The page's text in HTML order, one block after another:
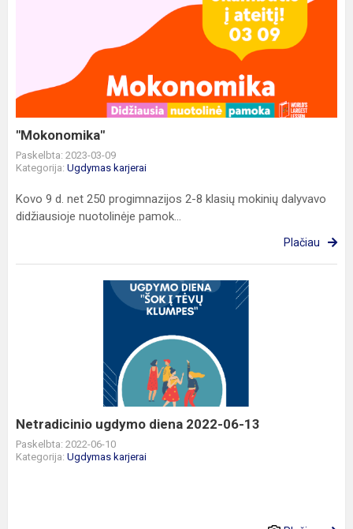
"Mokonomika"
Paskelbta: 2023-03-09
Kategorija: Ugdymas karjerai
Kovo 9 d. net 250 progimnazijos 2-8 klasių mokinių dalyvavo
didžiausioje nuotolinėje pamok...
Plačiau
Netradicinio ugdymo diena 2022-06-13
Paskelbta: 2022-06-10
Kategorija: Ugdymas karjerai